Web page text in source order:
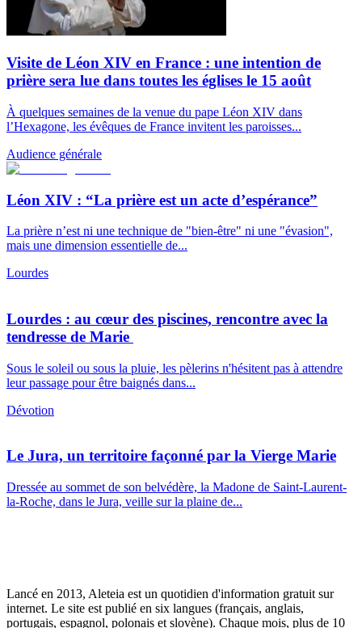
Visite de Léon XIV en France : une intention de
prière sera lue dans toutes les églises le 15 août
À quelques semaines de la venue du pape Léon XIV dans
l’Hexagone, les évêques de France invitent les paroisses...
Audience générale
Léon XIV : “La prière est un acte d’espérance”
La prière n’est ni une technique de "bien-être" ni une "évasion",
mais une dimension essentielle de...
Lourdes
Lourdes : au cœur des piscines, rencontre avec la
tendresse de Marie
Sous le soleil ou sous la pluie, les pèlerins n'hésitent pas à attendre
leur passage pour être baignés dans...
Dévotion
Le Jura, un territoire façonné par la Vierge Marie
Dressée au sommet de son belvédère, la Madone de Saint-Laurent-
la-Roche, dans le Jura, veille sur la plaine de...
Lancé en 2013, Aleteia est un quotidien d'information gratuit sur
internet. Le site est publié en six langues (français, anglais,
portugais, espagnol, polonais et slovène). Chaque mois, plus de 10